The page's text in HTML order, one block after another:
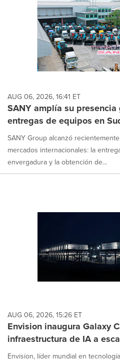
AUG 06, 2026, 16:41 ET
SANY amplía su
entregas de equipos en
SANY Group alcanzó
mercados internacionales: la
envergadura y la obtención de...
AUG 06, 2026, 15:26 ET
Envision inaugura Galaxy
infraestructura de IA a
Envision, líder mundial en